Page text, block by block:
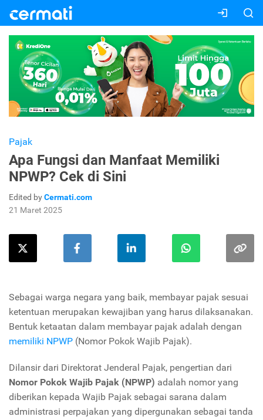
Pajak
Apa Fungsi dan Manfaat Memiliki
NPWP? Cek di Sini
Edited byCermati.com
21 Maret 2025
Sebagai warga negara yang baik, membayar pajak sesuai
ketentuan merupakan kewajiban yang harus dilaksanakan.
Bentuk ketaatan dalam membayar pajak adalah dengan
memiliki NPWP (Nomor Pokok Wajib Pajak).
Dilansir dari Direktorat Jenderal Pajak, pengertian dari
Nomor Pokok Wajib Pajak (NPWP) adalah nomor yang
diberikan kepada Wajib Pajak sebagai sarana dalam
administrasi perpajakan yang dipergunakan sebagai tanda